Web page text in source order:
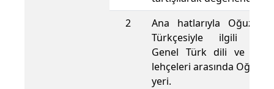
2
Ana hatlarıyla Oğuzlar
Türkçesiyle ilgili
Genel Türk dili ve
lehçeleri arasında Oğuz
yeri.